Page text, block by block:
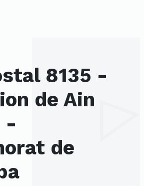
8135 -
de Ain
-
de